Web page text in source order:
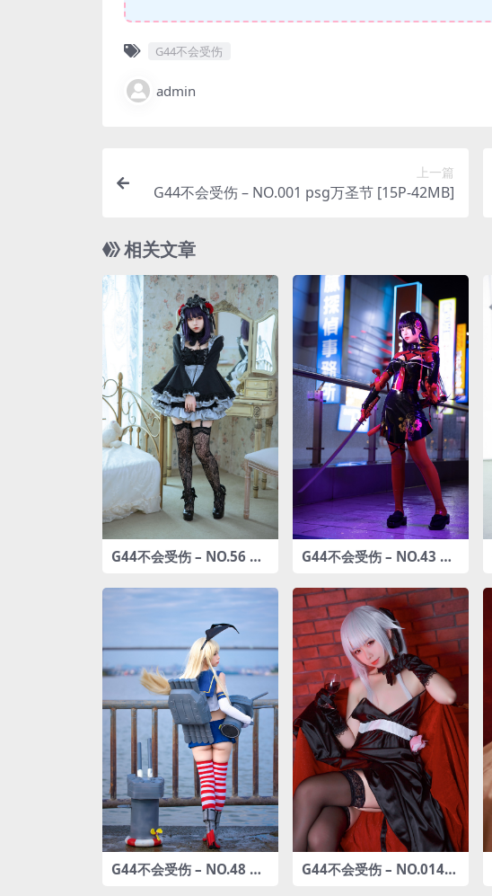
G44不会受伤
admin
上一篇
G44不会受伤 – NO.001 psg万圣节 [15P-42MB]
相关文章
G44不会受伤 – NO.56 更
MB]
G44不会受伤 – NO.43 多
MB]
G44不会受伤 – NO.48 岛
G44不会受伤 – NO.014